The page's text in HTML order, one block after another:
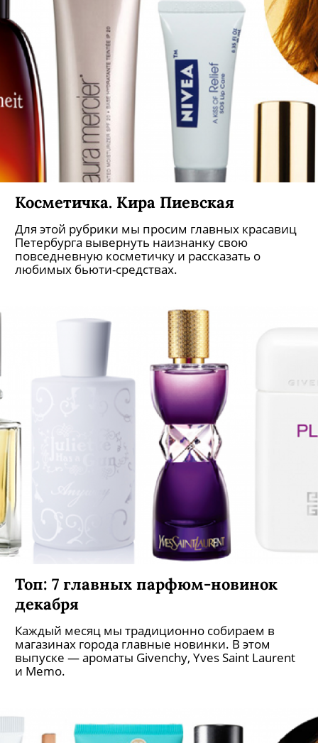
Косметичка. Кира Пиевская
Для этой рубрики мы просим главных красавиц
Петербурга вывернуть наизнанку свою
повседневную косметичку и рассказать о
любимых бьюти-средствах.
Топ: 7 главных парфюм-новинок
декабря
Каждый месяц мы традиционно собираем в
магазинах города главные новинки. В этом
выпуске — ароматы Givenchy, Yves Saint Laurent
и Memo.